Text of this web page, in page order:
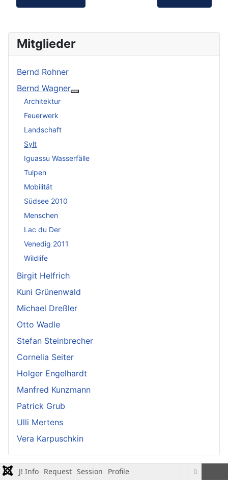
Mitglieder
Bernd Rohner
Bernd Wagner
Architektur
Feuerwerk
Landschaft
Sylt
Iguassu Wasserfälle
Tulpen
Mobilität
Südsee 2010
Menschen
Lac du Der
Venedig 2011
Wildlife
Birgit Helfrich
Kuni Grünenwald
Michael Dreßler
Otto Wadle
Stefan Steinbrecher
Cornelia Seiter
Holger Engelhardt
Manfred Kunzmann
Patrick Grub
Ulli Mertens
Vera Karpuschkin
J! Info Request Session Profile